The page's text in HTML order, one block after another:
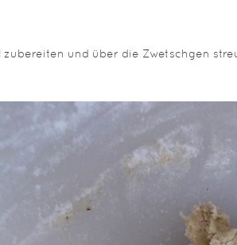
zubereiten und über die Zwetschgen